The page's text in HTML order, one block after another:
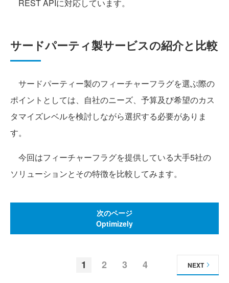
REST APIに対応しています。
サードパーティ製サービスの紹介と比較
サードパーティー製のフィーチャーフラグを選ぶ際の
ポイントとしては、自社のニーズ、予算及び希望のカス
タマイズレベルを検討しながら選択する必要がありま
す。
今回はフィーチャーフラグを提供している大手5社の
ソリューションとその特徴を比較してみます。
次のページ
Optimizely
1 2 3 4 NEXT